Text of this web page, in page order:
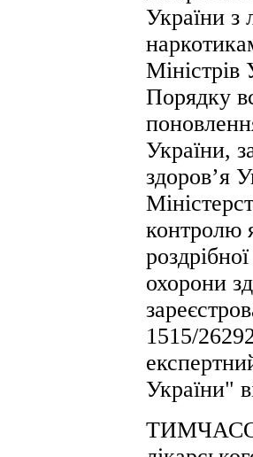
України з
Порядку
України,
здоров’я
контролю
охорони
1515/
України"